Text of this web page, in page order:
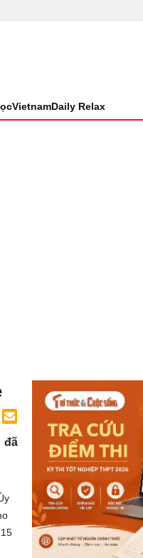
VietnamDaily Relax
đã